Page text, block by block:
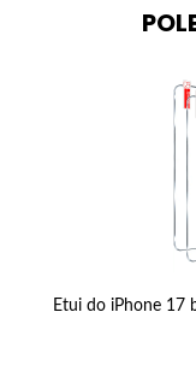
Etui do iPhone 17